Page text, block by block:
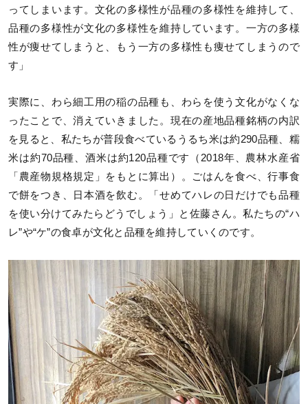
ってしまいます。文化の多様性が品種の多様性を維持して、
品種の多様性が文化の多様性を維持しています。一方の多様
性が痩せてしまうと、もう一方の多様性も痩せてしまうので
す」
実際に、わら細工用の稲の品種も、わらを使う文化がなくな
ったことで、消えていきました。現在の産地品種銘柄の内訳
を見ると、私たちが普段食べているうるち米は約290品種、糯
米は約70品種、酒米は約120品種です（2018年、農林水産省
「農産物規格規定」をもとに算出）。ごはんを食べ、行事食
で餅をつき、日本酒を飲む。「せめてハレの日だけでも品種
を使い分けてみたらどうでしょう」と佐藤さん。私たちの“ハ
レ”や“ケ”の食卓が文化と品種を維持していくのです。